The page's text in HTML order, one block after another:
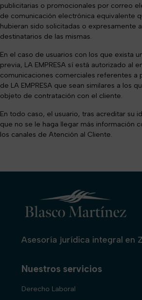
publicitarias o promocionales por correo
de comunicación electrónica equivalente
hubieran sido solicitadas o expresamente
destinatarios de las mismas.
En el caso de usuarios con los que exista
previa, LA EMPRESA sí está autorizado al
comunicaciones comerciales referentes a
de LA EMPRESA que sean similares a los
objeto de contratación con el cliente.
En todo caso, el usuario, tras acreditar su
que no se le haga llegar más información
los canales de Atención al Cliente.
Asesoría jurídica integral en
Nuestros servicios
Derecho Laboral